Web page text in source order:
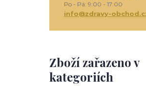
Zboží zařazeno v
kategoriích
Po - Pá: 9:00 - 17:00
info@zdravy-